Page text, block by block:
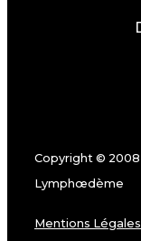
Copyright ©
Lymphœdème
Mentions Légales